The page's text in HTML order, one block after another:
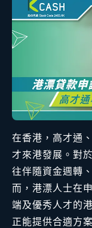
在香港，高才通
才來港發展。對
往伴隨資金週轉
而，港漂人士在
端及優秀人才的
正能提供合適方